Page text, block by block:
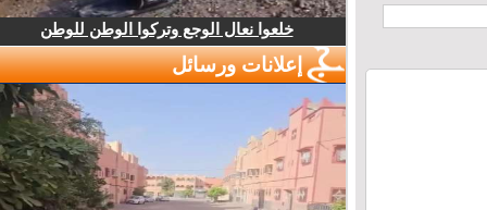
خلعوا نعال الوجع وتركوا الوطن للوطن
إعلانات ورسائل